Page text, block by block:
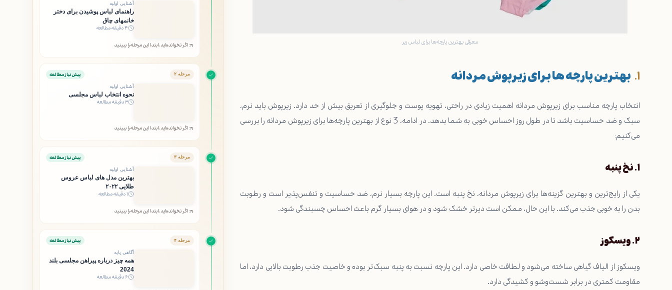
معرفی بهترین پارچه‌ها برای لباس زیر
بهترین پارچه ها برای زیرپوش مردانه
انتخاب پارچه مناسب برای زیرپوش مردانه اهمیت زیادی در راحتی، تهویه پوست و جلوگیری از تعریق بیش از حد دارد. زیرپوش باید نرم،
سبک و ضد حساسیت باشد تا در طول روز احساس خوبی به شما بدهد. در ادامه، 3 نوع از بهترین پارچه‌ها برای زیرپوش مردانه را بررسی
می‌کنیم:
۱.نخ پنبه
یکی از رایج‌ترین و بهترین گزینه‌ها برای زیرپوش مردانه، نخ پنبه است. این پارچه بسیار نرم، ضد حساسیت و تنفس‌پذیر است و رطوبت
بدن را به خوبی جذب می‌کند. با این حال، ممکن است دیرتر خشک شود و در هوای بسیار گرم باعث احساس چسبندگی شود.
۲.ویسکوز
ویسکوز از الیاف گیاهی ساخته می‌شود و لطافت خاصی دارد. این پارچه نسبت به پنبه سبک‌تر بوده و خاصیت جذب رطوبت بالایی دارد، اما
مقاومت کمتری در برابر شست‌وشو و کشیدگی دارد.
آشنایی اولیه
راهنمای لباس پوشیدن برای دختر
خانمهای چاق
۴ دقیقه مطالعه
اگر نخوانده‌اید، ابتدا این مرحله را ببینید
مرحله ۲ پیش‌نیاز مطالعه
آشنایی اولیه
نحوه انتخاب لباس مجلسی
۳ دقیقه مطالعه
اگر نخوانده‌اید، ابتدا این مرحله را ببینید
مرحله ۳ پیش‌نیاز مطالعه
آشنایی اولیه
بهترین مدل های لباس عروس
طلایی ۲۰۲۲
۱ دقیقه مطالعه
اگر نخوانده‌اید، ابتدا این مرحله را ببینید
مرحله ۴ پیش‌نیاز مطالعه
آگاهی پایه
همه چیز درباره پیراهن مجلسی بلند
2024
۶ دقیقه مطالعه